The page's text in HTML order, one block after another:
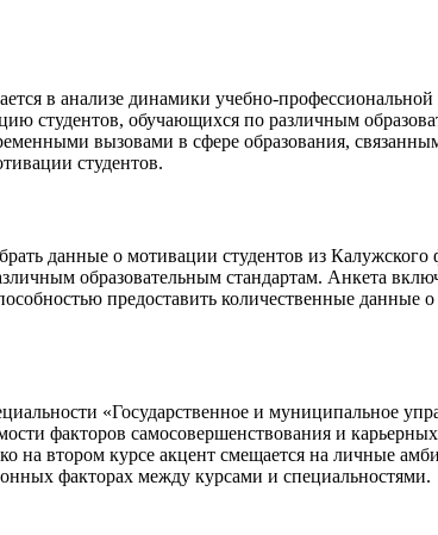
в анализе динамики учебно-
студентов, обучающихся по различным
вызовами в сфере образования,
студентов.
данные о мотивации студентов из
образовательным стандартам. Анкета
предоставить количественные
«Государственное и муниципальное
факторов самосовершенствования и
втором курсе акцент смещается на личные
факторах между курсами и специальностями.